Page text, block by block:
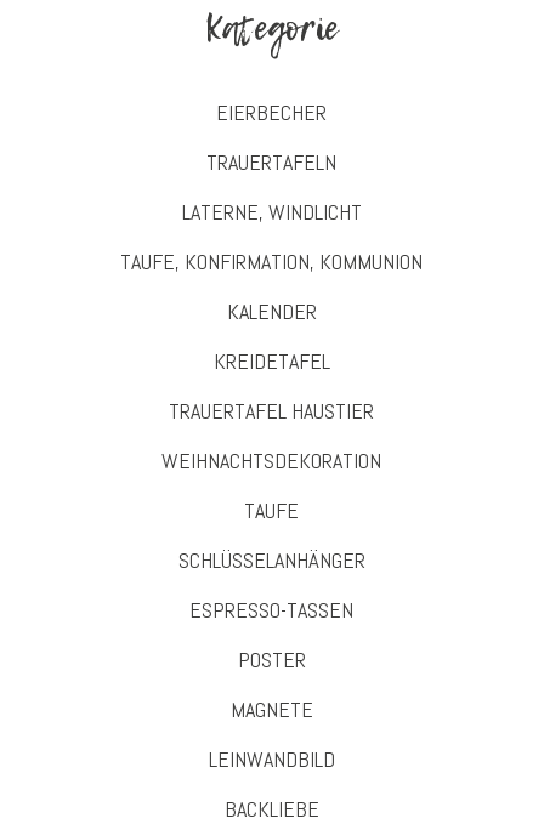
Kategorie
EIERBECHER
TRAUERTAFELN
LATERNE, WINDLICHT
TAUFE, KONFIRMATION, KOMMUNION
KALENDER
KREIDETAFEL
TRAUERTAFEL HAUSTIER
WEIHNACHTSDEKORATION
TAUFE
SCHLÜSSELANHÄNGER
ESPRESSO-TASSEN
POSTER
MAGNETE
LEINWANDBILD
BACKLIEBE